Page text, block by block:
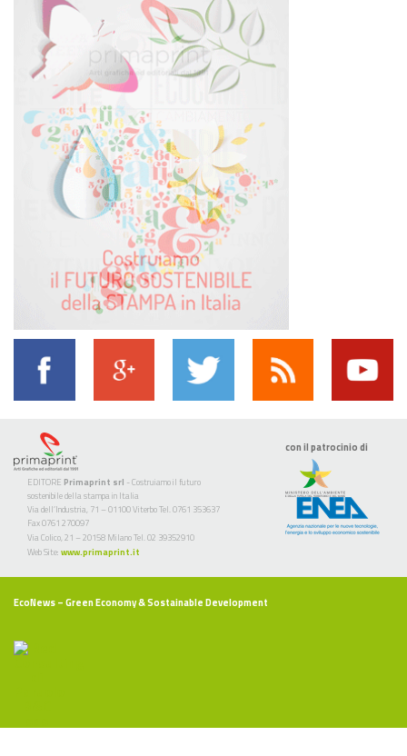
EDITORE Primaprint srl - Costruiamo il futuro
sostenibile della stampa in Italia
Via dell’Industria, 71 – 01100 Viterbo Tel. 0761 353637
Fax 0761 270097
Via Colico, 21 – 20158 Milano Tel. 02 39352910
Web Site: www.primaprint.it
con il patrocinio di
EcoNews– Green Economy & Sostainable Development